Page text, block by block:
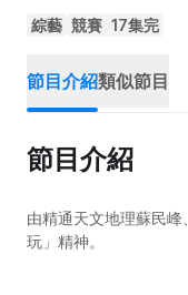
綜藝 競賽 17集完
節目介紹類似節目
節目介紹
由精通天文地理蘇民
玩」精神。